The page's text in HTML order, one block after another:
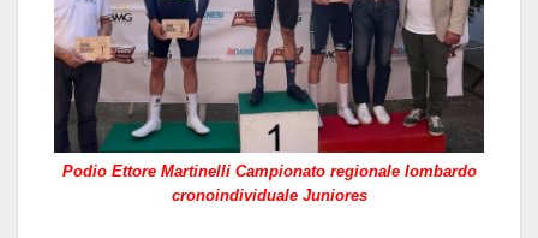
Podio Ettore Martinelli Campionato regionale lombardo
cronoindividuale Juniores